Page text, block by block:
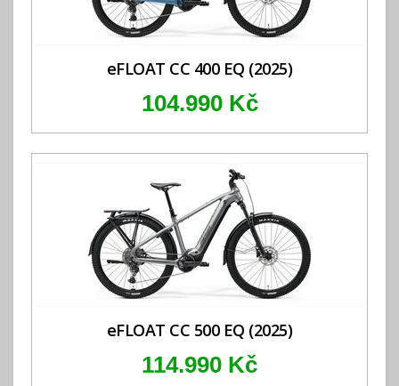
eFLOAT CC 400 EQ (2025)
104.990 Kč
eFLOAT CC 500 EQ (2025)
114.990 Kč